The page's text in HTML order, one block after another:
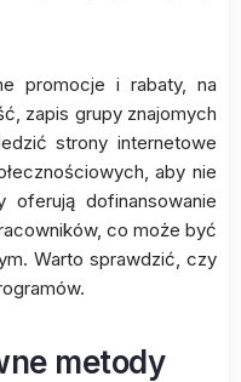
promocje i rabaty, na
zapis grupy znajomych
strony internetowe
aby nie
dofinansowanie
co może być
Warto sprawdzić, czy
metody